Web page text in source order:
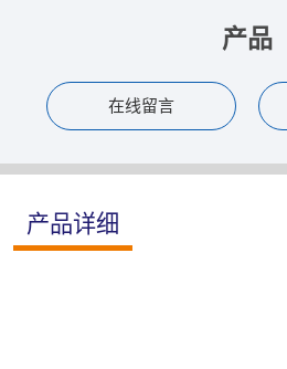
产品
在线留言
产品详细